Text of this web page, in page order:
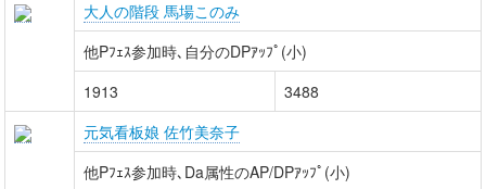
大人の階段 馬場このみ
他Pﾌｪｽ参加時､自分のDPｱｯﾌﾟ(小)
1913
3488
元気看板娘 佐竹美奈子
他Pﾌｪｽ参加時､Da属性のAP/DPｱｯﾌﾟ(小)